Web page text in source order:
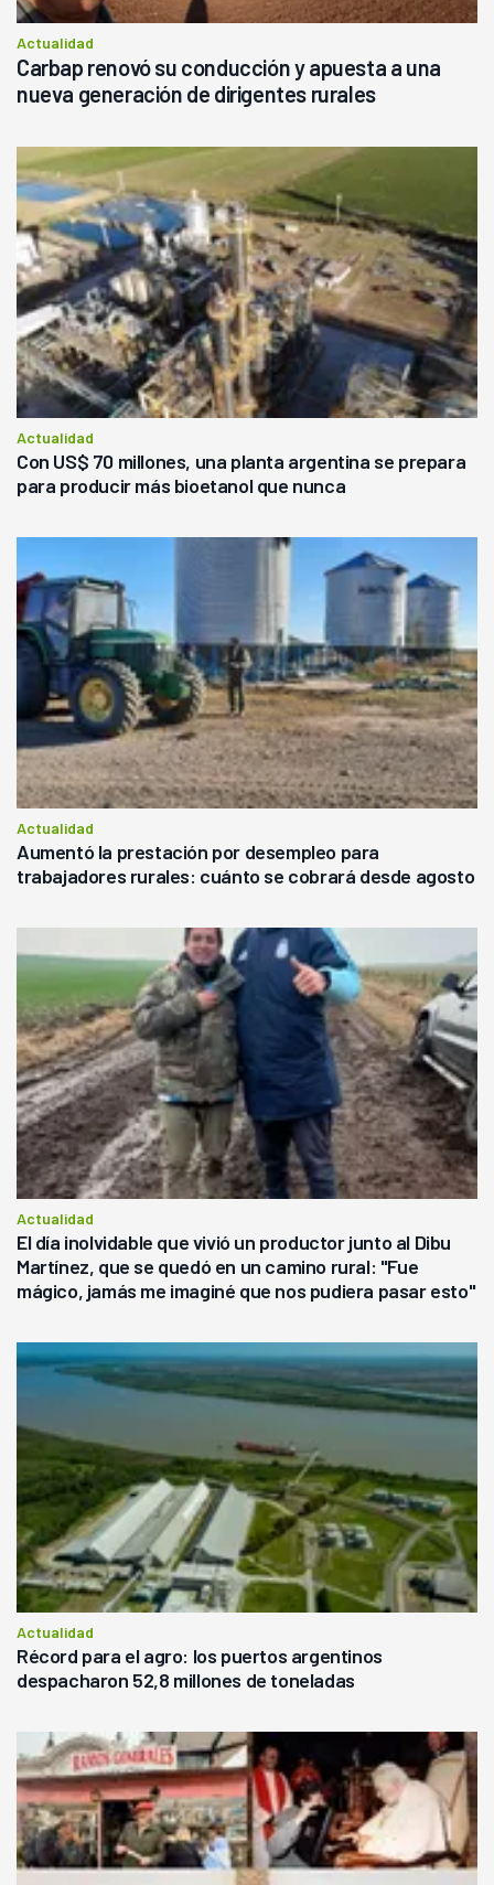
Actualidad
Carbap renovó su conducción y apuesta a una
nueva generación de dirigentes rurales
Actualidad
Con US$ 70 millones, una planta argentina se prepara
para producir más bioetanol que nunca
Actualidad
Aumentó la prestación por desempleo para
trabajadores rurales: cuánto se cobrará desde agosto
Actualidad
El día inolvidable que vivió un productor junto al Dibu
Martínez, que se quedó en un camino rural: "Fue
mágico, jamás me imaginé que nos pudiera pasar esto"
Actualidad
Récord para el agro: los puertos argentinos
despacharon 52,8 millones de toneladas